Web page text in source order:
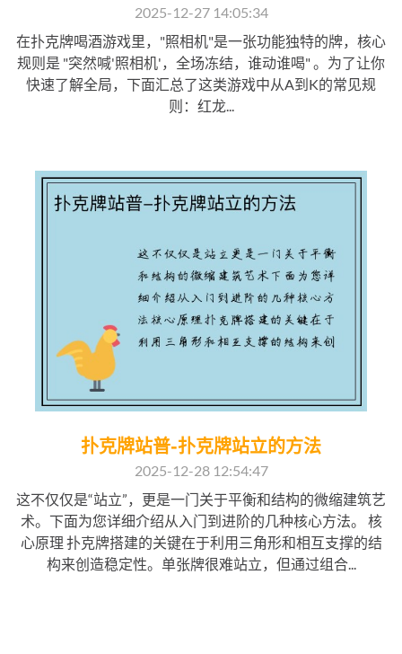
2025-12-27 14:05:34
在扑克牌喝酒游戏里，"照相机"是一张功能独特的牌，核心
规则是 "突然喊'照相机'，全场冻结，谁动谁喝" 。为了让你
快速了解全局，下面汇总了这类游戏中从A到K的常见规
则：红龙...
扑克牌站普-扑克牌站立的方法
2025-12-28 12:54:47
这不仅仅是“站立”，更是一门关于平衡和结构的微缩建筑艺
术。下面为您详细介绍从入门到进阶的几种核心方法。 核
心原理 扑克牌搭建的关键在于利用三角形和相互支撑的结
构来创造稳定性。单张牌很难站立，但通过组合...